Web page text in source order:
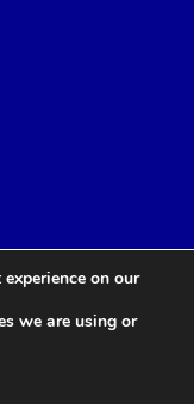
on our
we are using or